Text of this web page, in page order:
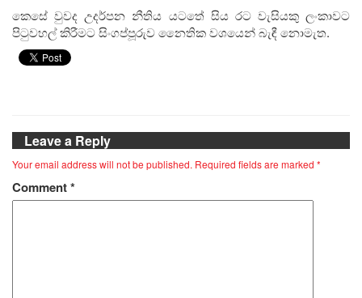
කෙසේ වුවද උදර්පන නීතිය යටතේ සිය රට වැසියකු ලංකාවට
පිටුවහල් කිරීමට සිංගප්පූරුව නෛතික වශයෙන් බැඳී නොමැත.
Leave a Reply
Your email address will not be published. Required fields are marked *
Comment*